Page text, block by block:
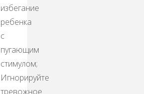
избегание
ребенка
с
пугающим
стимулом;
Игнорируйте
тревожное